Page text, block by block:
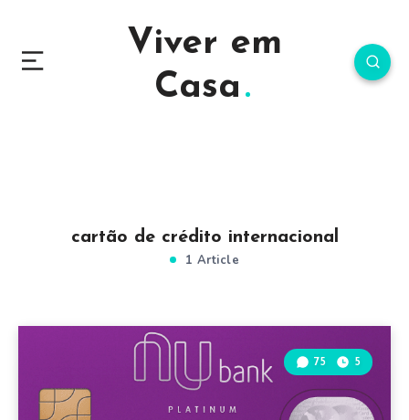
Viver em
Casa
cartão de crédito internacional
1 Article
75 5